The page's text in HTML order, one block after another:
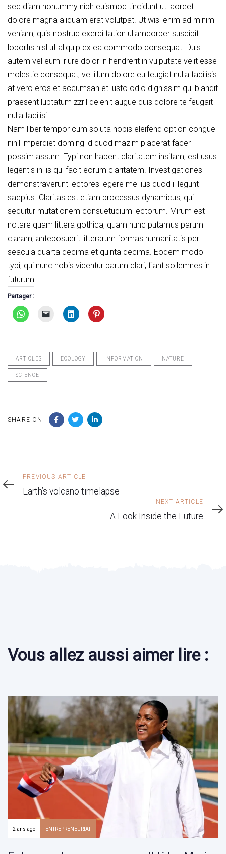
sed diam nonummy nibh euismod tincidunt ut laoreet
dolore magna aliquam erat volutpat. Ut wisi enim ad minim
veniam, quis nostrud exerci tation ullamcorper suscipit
lobortis nisl ut aliquip ex ea commodo consequat. Duis
autem vel eum iriure dolor in hendrerit in vulputate velit esse
molestie consequat, vel illum dolore eu feugiat nulla facilisis
at vero eros et accumsan et iusto odio dignissim qui blandit
praesent luptatum zzril delenit augue duis dolore te feugait
nulla facilisi.
Nam liber tempor cum soluta nobis eleifend option congue
nihil imperdiet doming id quod mazim placerat facer
possim assum. Typi non habent claritatem insitam; est usus
legentis in iis qui facit eorum claritatem. Investigationes
demonstraverunt lectores legere me lius quod ii legunt
saepius. Claritas est etiam processus dynamicus, qui
sequitur mutationem consuetudium lectorum. Mirum est
notare quam littera gothica, quam nunc putamus parum
claram, anteposuerit litterarum formas humanitatis per
seacula quarta decima et quinta decima. Eodem modo
typi, qui nunc nobis videntur parum clari, fiant sollemnes in
futurum.
Partager :
ARTICLES ECOLOGY INFORMATION NATURE
SCIENCE
SHARE ON
Previous
Article
PREVIOUS ARTICLE
Earth’s volcano timelapse
Article
NEXT ARTICLE
A Look Inside the Future
Vous allez aussi aimer lire :
2 ans ago ENTREPRENEURIAT